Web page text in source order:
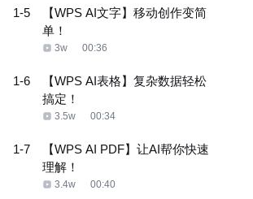
1-5
【WPS AI文字】移动创作变简
单！
3w 00:36
1-6
【WPS AI表格】复杂数据轻松
搞定！
3.5w 00:34
1-7
【WPS AI PDF】让AI帮你快速
理解！
3.4w 00:40